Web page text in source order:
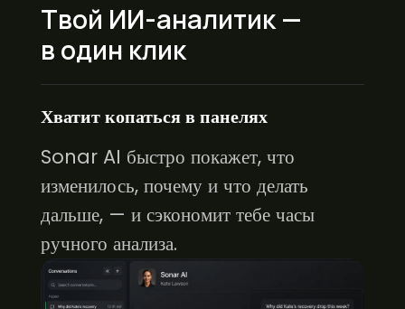
Твой ИИ-аналитик —
в один клик
Хватит копаться в панелях
Sonar AI быстро покажет, что
изменилось, почему и что делать
дальше, — и сэкономит тебе часы
ручного анализа.